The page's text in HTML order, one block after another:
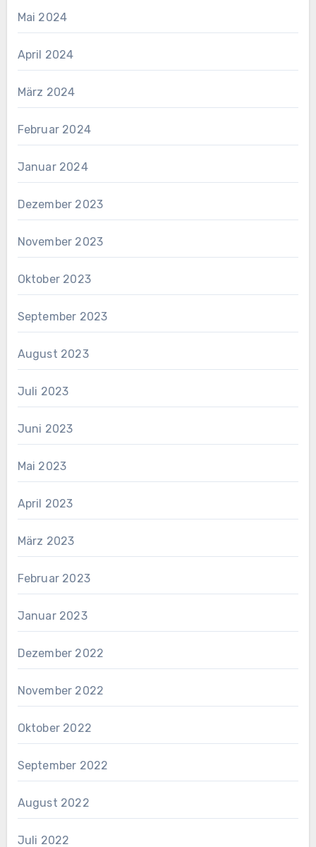
Mai 2024
April 2024
März 2024
Februar 2024
Januar 2024
Dezember 2023
November 2023
Oktober 2023
September 2023
August 2023
Juli 2023
Juni 2023
Mai 2023
April 2023
März 2023
Februar 2023
Januar 2023
Dezember 2022
November 2022
Oktober 2022
September 2022
August 2022
Juli 2022